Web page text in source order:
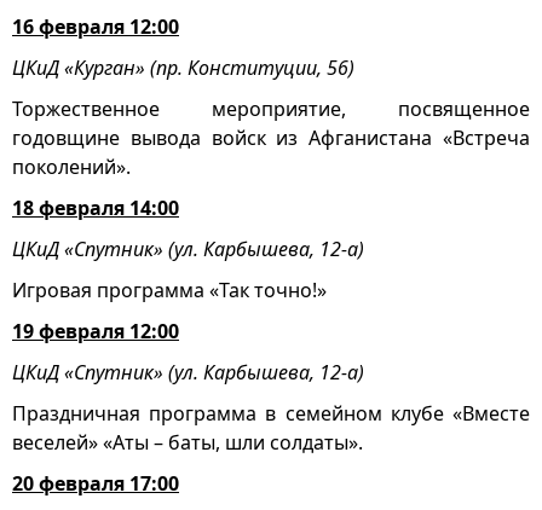
16 февраля 12:00
ЦКиД «Курган» (пр. Конституции, 56)
Торжественное мероприятие, посвященное
годовщине вывода войск из Афганистана «Встреча
поколений».
18 февраля 14:00
ЦКиД «Спутник» (ул. Карбышева, 12-а)
Игровая программа «Так точно!»
19 февраля 12:00
ЦКиД «Спутник» (ул. Карбышева, 12-а)
Праздничная программа в семейном клубе «Вместе
веселей» «Аты – баты, шли солдаты».
20 февраля 17:00